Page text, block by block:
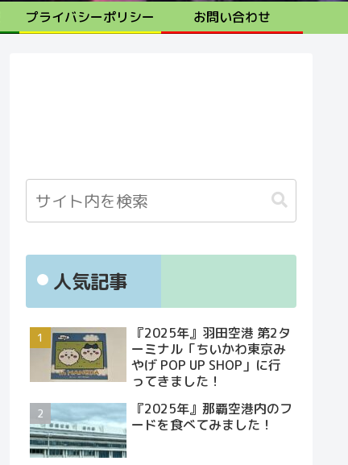
プライバシーポリシー お問い合わせ
人気記事
『2025年』羽田空港 第2タ
ーミナル「ちいかわ東京み
やげ POP UP SHOP」に行
ってきました！
『2025年』那覇空港内のフ
ードを食べてみました！